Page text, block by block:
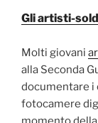
Gli artisti-
Molti giovani
alla Seconda
documentare i
fotocamere